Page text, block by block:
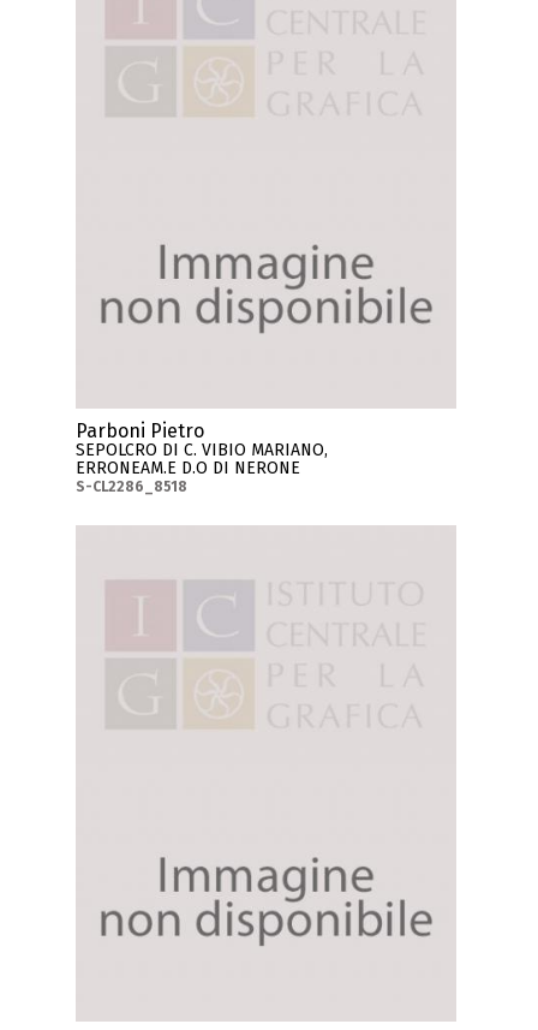
Parboni Pietro
SEPOLCRO DI C. VIBIO MARIANO,
ERRONEAM.E D.O DI NERONE
S-CL2286_8518